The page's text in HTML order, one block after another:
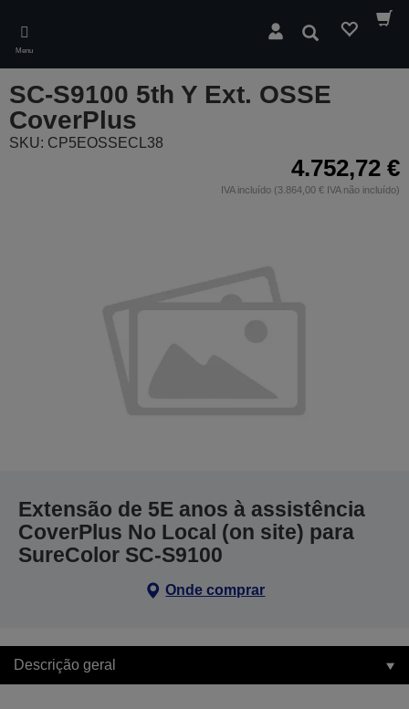
main
content
Menu
Pesquisar
SC-S9100 5th Y Ext. OSSE
CoverPlus
SKU: CP5EOSSECL38
4.752,72 €
IVA incluído (3.864,00 € IVA não incluído)
Extensão de 5E anos à assistência
CoverPlus No Local (on site) para
SureColor SC-S9100
Onde comprar
Descrição geral